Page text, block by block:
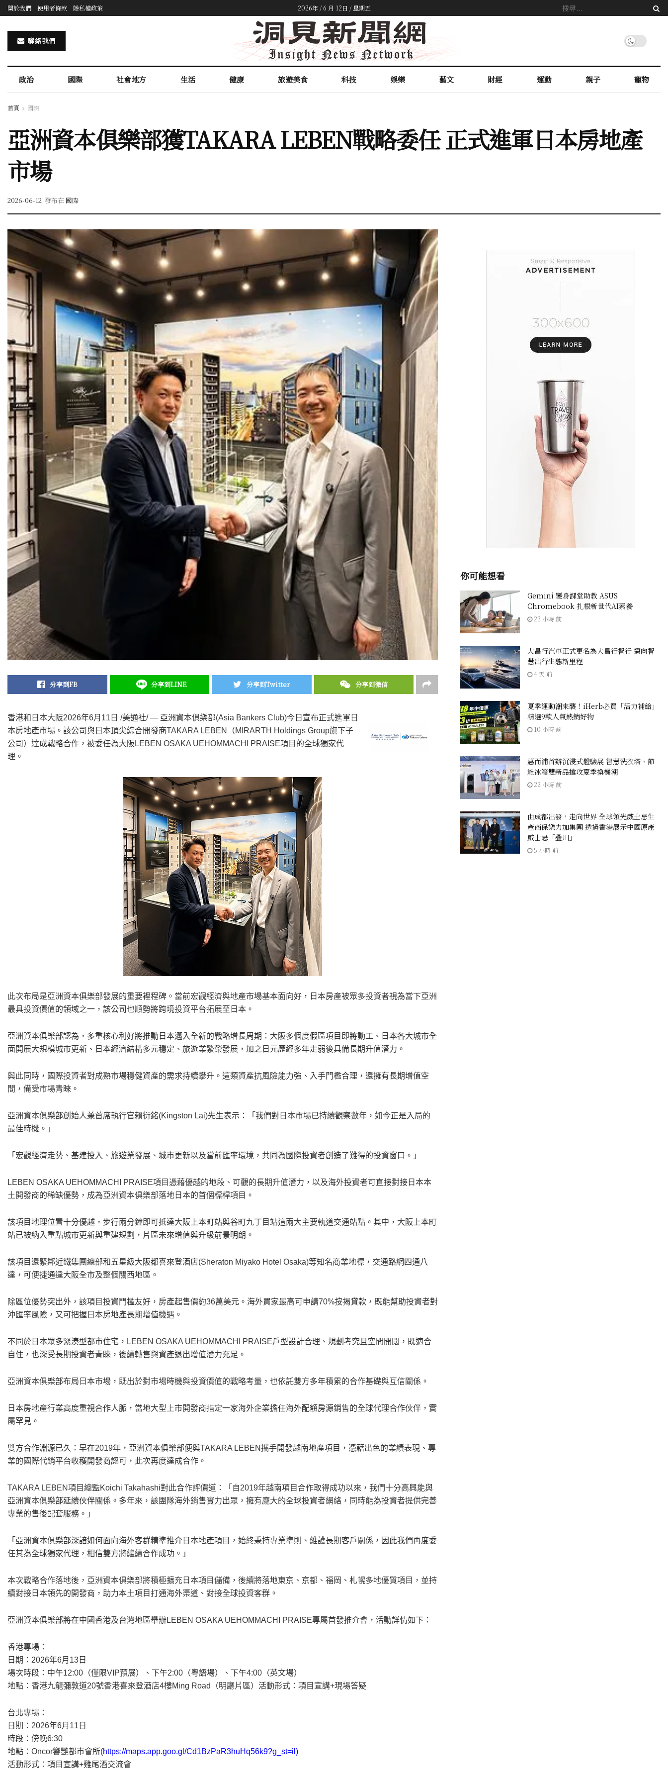
關於我們 使用者條款 隱私權政策 2026年 / 6 月 12日 / 星期五
聯絡我們
政治 國際 社會地方 生活 健康 旅遊美食 科技 娛樂 藝文 財經 運動 親子 寵物
首頁 國際
亞洲資本俱樂部獲TAKARA LEBEN戰略委任 正式進軍日本房地產
市場
2026-06-12 發布在 國際
分享到FB 分享到LINE 分享到Twitter 分享到微信
香港和日本大阪2026年6月11日 /美通社/ — 亞洲資本俱樂部(Asia Bankers Club)今日 宣布正式進軍日
本房地產市場。該公司與日本頂尖綜合開發商TAKARA LEBEN（MIRARTH Holdings Group旗下子
公司）達成戰略合作，被委任為大阪LEBEN OSAKA UEHOMMACHI PRAISE項目的全球獨家代
理。
此次布局是亞洲資本俱樂部發展的重要裡程碑。當前宏觀經濟與地產市場基本面向好，日本房產被眾多投資者視為當下亞洲
最具投資價值的領域之一，該公司也順勢將跨境投資平台拓展至日本。
亞洲資本俱樂部認為，多重核心利好將推動日本邁入全新的戰略增長周期：大阪多個度假區項目即將動工、日本各大城市全
面開展大規模城市更新、日本經濟結構多元穩定、旅遊業繁榮發展，加之日元歷經多年走弱後具備長期升值潛力。
與此同時，國際投資者對成熟市場穩健資產的需求持續攀升。這類資產抗風險能力強、入手門檻合理，還擁有長期增值空
間，備受市場青睞。
亞洲資本俱樂部創始人兼首席執行官賴衍銘(Kingston Lai)先生表示：「我們對日本市場已持續觀察數年，如今正是入局的
最佳時機。」
「宏觀經濟走勢、基建投入、旅遊業發展、城市更新以及當前匯率環境，共同為國際投資者創造了難得的投資窗口。」
LEBEN OSAKA UEHOMMACHI PRAISE項目憑藉優越的地段、可觀的長期升值潛力，以及海外投資者可直接對接日本本
土開發商的稀缺優勢，成為亞洲資本俱樂部落地日本的首個標桿項目。
該項目地理位置十分優越，步行兩分鐘即可抵達大阪上本町站與谷町九丁目站這兩大主要軌道交通站點。其中，大阪上本町
站已被納入重點城市更新與重建規劃，片區未來增值與升級前景明朗。
該項目還緊鄰近鐵集團總部和五星級大阪都喜來登酒店(Sheraton Miyako Hotel Osaka)等知名商業地標，交通路網四通八
達，可便捷通達大阪全市及整個關西地區。
除區位優勢突出外，該項目投資門檻友好，房產起售價約36萬美元。海外買家最高可申請70%按揭貸款，既能幫助投資者對
沖匯率風險，又可把握日本房地產長期增值機遇。
不同於日本眾多緊湊型都市住宅，LEBEN OSAKA UEHOMMACHI PRAISE戶型設計合理、規劃考究且空間開闊，既適合
自住，也深受長期投資者青睞，後續轉售與資產退出增值潛力充足。
亞洲資本俱樂部布局日本市場，既出於對市場時機與投資價值的戰略考量，也依託雙方多年積累的合作基礎與互信關係。
日本房地產行業高度重視合作人脈，當地大型上市開發商指定一家海外企業擔任海外配額房源銷售的全球代理合作伙伴，實
屬罕見。
雙方合作淵源已久：早在2019年，亞洲資本俱樂部便與TAKARA LEBEN攜手開發越南地產項目，憑藉出色的業績表現、專
業的國際代銷平台收穫開發商認可，此次再度達成合作。
TAKARA LEBEN項目總監Koichi Takahashi對此合作評價道：「自2019年越南項目合作取得成功以來，我們十分高興能與
亞洲資本俱樂部延續伙伴關係。多年來，該團隊海外銷售實力出眾，擁有龐大的全球投資者網絡，同時能為投資者提供完善
專業的售後配套服務。」
「亞洲資本俱樂部深諳如何面向海外客群精準推介日本地產項目，始終秉持專業準則、維護長期客戶關係，因此我們再度委
任其為全球獨家代理，相信雙方將繼續合作成功。」
本次戰略合作落地後，亞洲資本俱樂部將積極擴充日本項目儲備，後續將落地東京、京都、福岡、札幌多地優質項目，並持
續對接日本領先的開發商，助力本土項目打通海外渠道、對接全球投資客群。
亞洲資本俱樂部將在中國香港及台灣地區舉辦LEBEN OSAKA UEHOMMACHI PRAISE專屬首發推介會，活動詳情如下：
香港專場：
日期：2026年6月13日
場次時段：中午12:00（僅限VIP預展）、下午2:00（粵語場）、下午4:00（英文場）
地點：香港九龍彌敦道20號香港喜來登酒店4樓Ming Road（明廳片區）活動形式：項目宣講+現場答疑
台北專場：
日期：2026年6月11日
時段：傍晚6:30
地點：Oncor響艷都市會所(https://maps.app.goo.gl/Cd1BzPaR3huHq56k9?g_st=il)
活動形式：項目宣講+雞尾酒交流會
你可能想看
Gemini 變身課堂助教 ASUS
Chromebook 扎根新世代AI素養
22 小時 前
大昌行汽車正式更名為大昌行智行 邁向智
慧出行生態新里程
4 天 前
夏季運動潮來襲！iHerb必買「活力補給」
精選9款人氣熱銷好物
10 小時 前
惠而浦首辦沉浸式體驗展 智慧洗衣塔、節
能冰箱雙新品搶攻夏季換機潮
22 小時 前
由成都出發，走向世界 全球領先威士忌生
產商保樂力加集團 透過香港展示中國原產
威士忌「叠川」
5 小時 前